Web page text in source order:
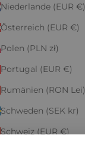
Niederlande (EUR €)
Österreich (EUR €)
Polen (PLN zł)
Portugal (EUR €)
Rumänien (RON Lei)
Schweden (SEK kr)
Schweiz (EUR €)